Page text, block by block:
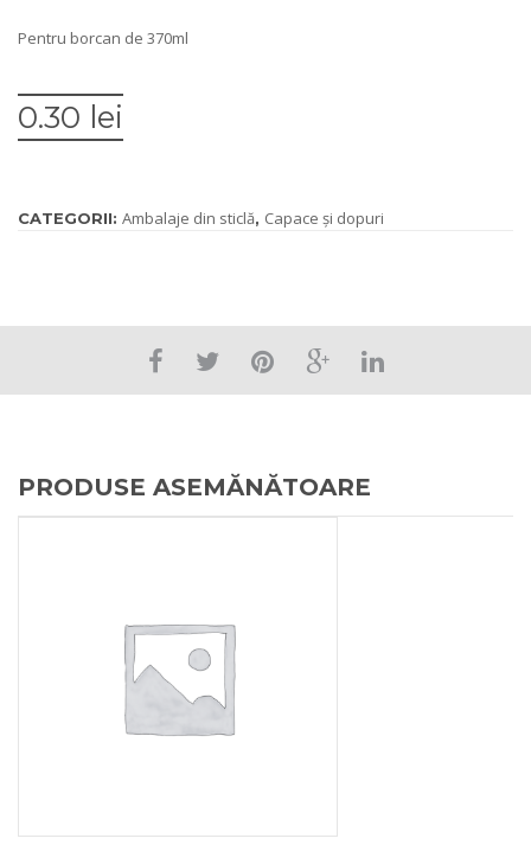
Pentru borcan de 370ml
0.30 lei
CATEGORII: Ambalaje din sticlă, Capace și dopuri
PRODUSE ASEMĂNĂTOARE
0.25lei